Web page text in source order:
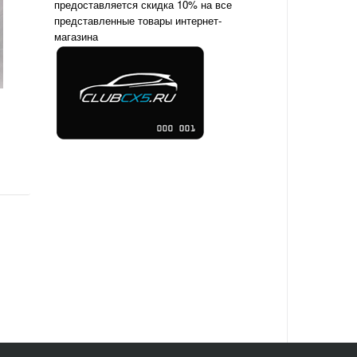
предоставляется скидка 10% на все
представленные товары интернет-
магазина